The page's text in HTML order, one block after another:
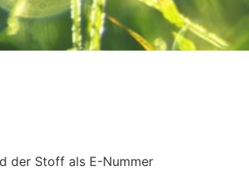
der Stoff als E-Nummer